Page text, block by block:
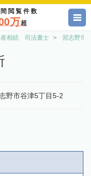
閲覧件数
万超
相続 司法書士 習志野
野市谷津5丁目5-2